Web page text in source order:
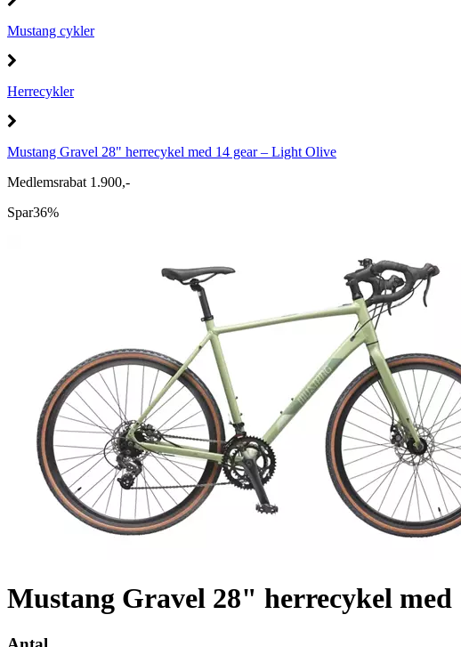
Mustang cykler
Herrecykler
Mustang Gravel 28" herrecykel med 14 gear – Light Olive
Medlemsrabat 1.900,-
Spar36%
Mustang Gravel 28" herrecykel